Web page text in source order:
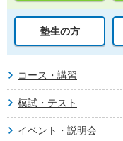
塾生の方
コース・講習
模試・テスト
イベント・説明会